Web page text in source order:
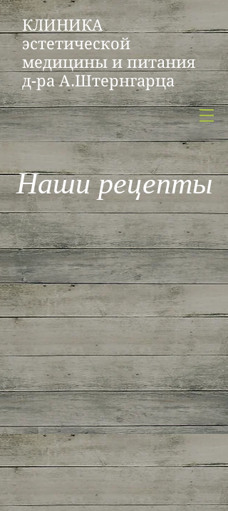
КЛИНИКА
эстетической
медицины и питания
д-ра А.Штернгарца
Наши рецепты